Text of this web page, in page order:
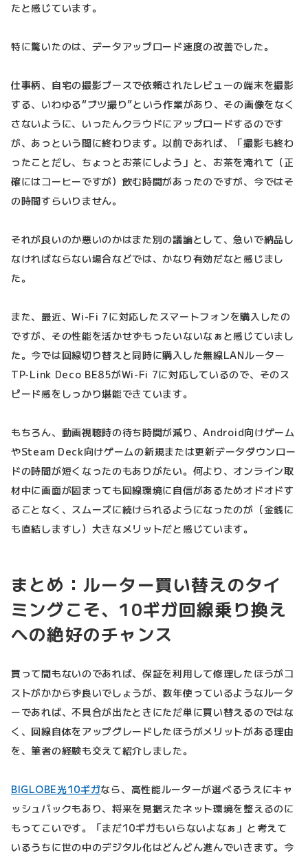
たと感じています。
特に驚いたのは、データアップロード速度の改善でした。
仕事柄、自宅の撮影ブースで依頼されたレビューの端末を撮影
する、いわゆる“ブツ撮り”という作業があり、その画像をなく
さないように、いったんクラウドにアップロードするのです
が、あっという間に終わります。以前であれば、「撮影も終わ
ったことだし、ちょっとお茶にしよう」と、お茶を淹れて（正
確にはコーヒーですが）飲む時間があったのですが、今ではそ
の時間すらいりません。
それが良いのか悪いのかはまた別の議論として、急いで納品し
なければならない場合などでは、かなり有効だなと感じまし
た。
また、最近、Wi-Fi 7に対応したスマートフォンを購入したの
ですが、その性能を活かせずもったいないなぁと感じていまし
た。今では回線切り替えと同時に購入した無線LANルーター
TP-Link Deco BE85がWi-Fi 7に対応しているので、そのス
ピード感をしっかり堪能できています。
もちろん、動画視聴時の待ち時間が減り、Android向けゲーム
やSteam Deck向けゲームの新規または更新データダウンロー
ドの時間が短くなったのもありがたい。何より、オンライン取
材中に画面が固まっても回線環境に自信があるためオドオドす
ることなく、スムーズに続けられるようになったのが（金銭に
も直結しますし）大きなメリットだと感じています。
まとめ：ルーター買い替えのタイ
ミングこそ、10ギガ回線乗り換え
への絶好のチャンス
買って間もないのであれば、保証を利用して修理したほうがコ
ストがかからず良いでしょうが、数年使っているようなルータ
ーであれば、不具合が出たときにただ単に買い替えるのではな
く、回線自体をアップグレードしたほうがメリットがある理由
を、筆者の経験も交えて紹介しました。
BIGLOBE光10ギガなら、高性能ルーターが選べるうえにキャ
ッシュバックもあり、将来を見据えたネット環境を整えるのに
もってこいです。「まだ10ギガもいらないよなぁ」と考えて
いるうちに世の中のデジタル化はどんどん進んでいきます。今